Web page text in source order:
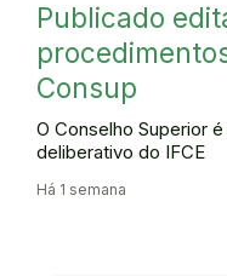
Publicado
Consup
O Conselho Superior
deliberativo do IFCE
Há 1 semana